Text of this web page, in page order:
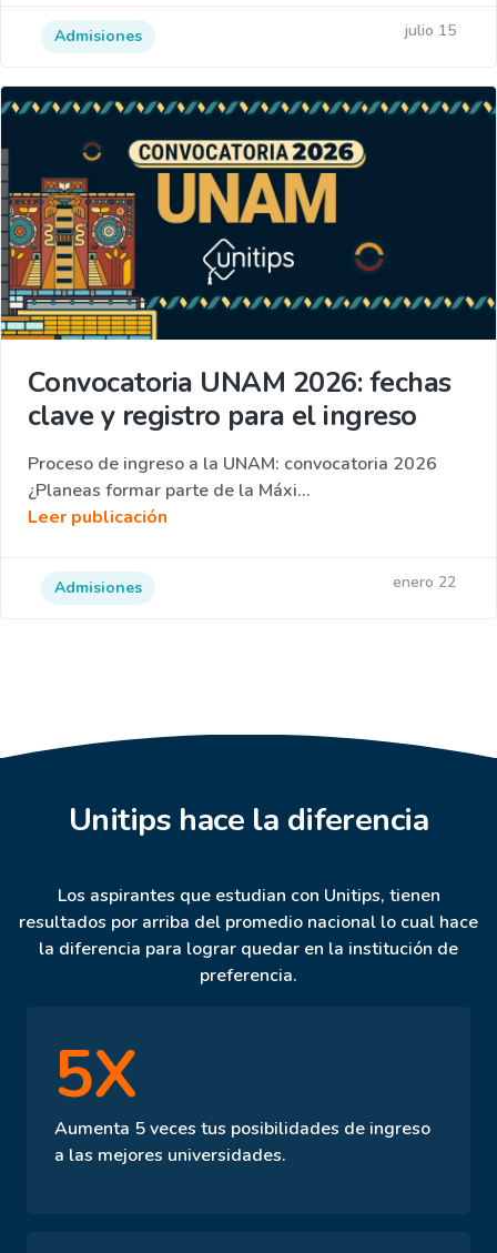
Admisiones julio 15
Convocatoria UNAM 2026: fechas
clave y registro para el ingreso
Proceso de ingreso a la UNAM: convocatoria 2026
¿Planeas formar parte de la Máxi...
Leer publicación
Admisiones enero 22
Unitips hace la diferencia
Los aspirantes que estudian con Unitips, tienen
resultados por arriba del promedio nacional lo cual hace
la diferencia para lograr quedar en la institución de
preferencia.
5X
Aumenta 5 veces tus posibilidades de ingreso
a las mejores universidades.